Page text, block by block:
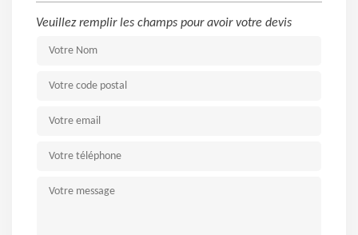
Veuillez remplir les champs pour avoir votre devis